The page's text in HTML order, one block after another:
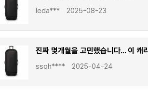
leda*** 2025-08-23
진짜 몇개월을 고민했습니다... 이 캐
ssoh**** 2025-04-24